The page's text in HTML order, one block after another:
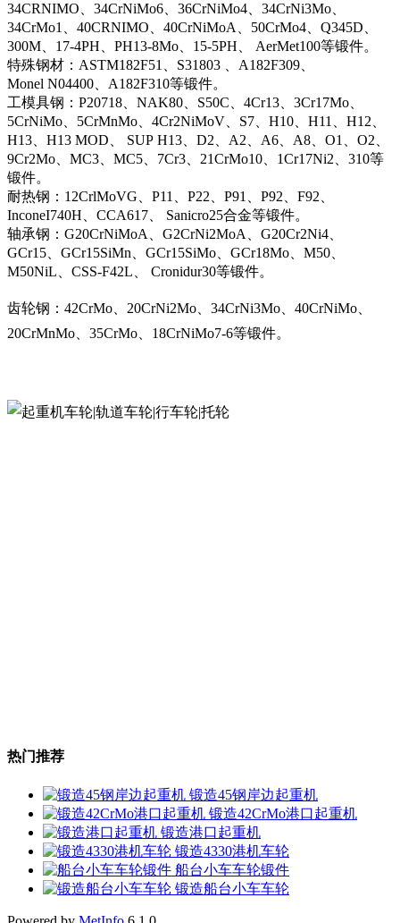
34CRNIMO、34CrNiMo6、36CrNiMo4、34CrNi3Mo、
34CrMo1、40CRNIMO、40CrNiMoA、50CrMo4、Q345D、
300M、17-4PH、PH13-8Mo、15-5PH、 AerMet100等锻件。
特殊钢材：ASTM182F51、S31803 、A182F309、
Monel N04400、A182F310等锻件。
工模具钢：P20718、NAK80、S50C、4Cr13、3Cr17Mo、
5CrNiMo、5CrMnMo、4Cr2NiMoV、S7、H10、H11、H12、
H13、H13 MOD、 SUP H13、D2、A2、A6、A8、O1、O2、
9Cr2Mo、MC3、MC5、7Cr3、21CrMo10、1Cr17Ni2、310等
锻件。
耐热钢：12CrlMoVG、P11、P22、P91、P92、F92、
InconeI740H、CCA617、 Sanicro25合金等锻件。
轴承钢：G20CrNiMoA、G2CrNi2MoA、G20Cr2Ni4、
GCr15、GCr15SiMn、GCr15SiMo、GCr18Mo、M50、
M50NiL、CSS-F42L、 Cronidur30等锻件。
齿轮钢：42CrMo、20CrNi2Mo、34CrNi3Mo、40CrNiMo、
20CrMnMo、35CrMo、18CrNiMo7-6等锻件。
热门推荐
锻造45钢岸边起重机
锻造42CrMo港口起重机
锻造港口起重机
锻造4330港机车轮
船台小车车轮锻件
锻造船台小车车轮